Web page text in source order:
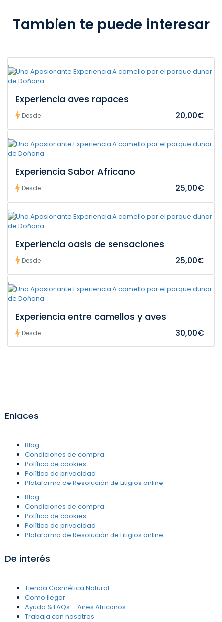
Tambien te puede interesar
Experiencia aves rapaces
Desde 20,00€
Experiencia Sabor Africano
Desde 25,00€
Experiencia oasis de sensaciones
Desde 25,00€
Experiencia entre camellos y aves
Desde 30,00€
Enlaces
Blog
Condiciones de compra
Política de cookies
Política de privacidad
Plataforma de Resolución de Litigios online
Blog
Condiciones de compra
Política de cookies
Política de privacidad
Plataforma de Resolución de Litigios online
De interés
Tienda Cosmética Natural
Como llegar
Ayuda & FAQs – Aires Africanos
Trabaja con nosotros